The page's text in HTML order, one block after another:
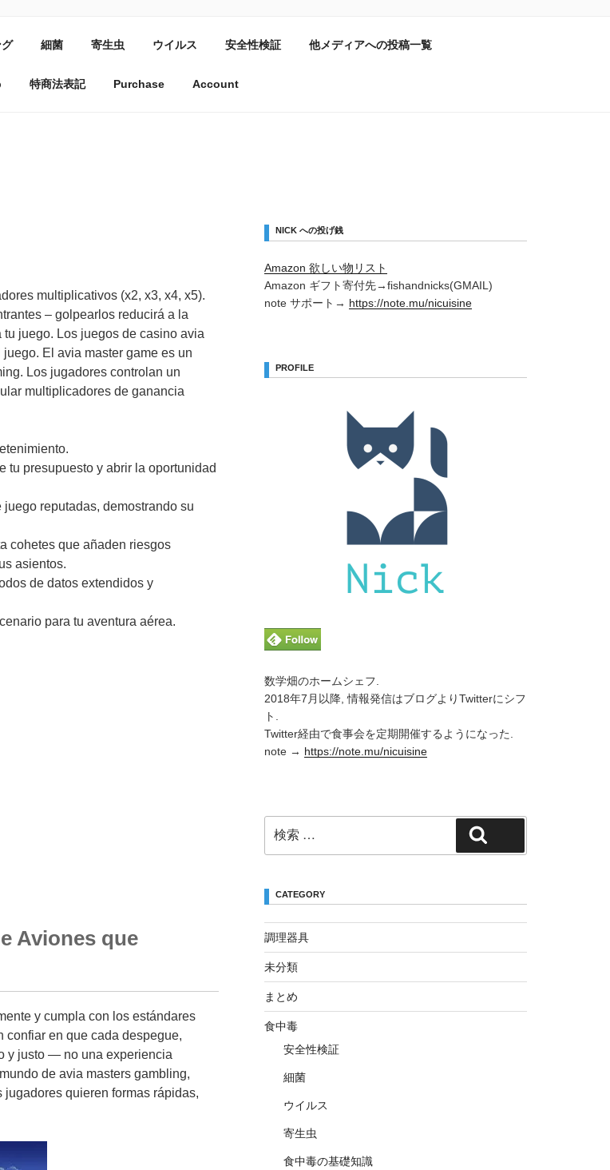
細菌 寄生虫 ウイルス 安全性検証 他メディアへの投稿一覧
特商法表記 Purchase Account
multiplicativos (x2, x3, x4, x5).
– golpearlos reducirá a la
juego. Los juegos de casino avia
El avia master game es un
Los jugadores controlan un
multiplicadores de ganancia
tu presupuesto y abrir la oportunidad
reputadas, demostrando su
cohetes que añaden riesgos
asientos.
de datos extendidos y
para tu aventura aérea.
Aviones que
y cumpla con los estándares
confiar en que cada despegue,
y justo — no una experiencia
de avia masters gambling,
quieren formas rápidas,
NICK への投げ銭
Amazon 欲しい物リスト
Amazon ギフト寄付先→fishandnicks(GMAIL)
note サポート→ https://note.mu/nicuisine
PROFILE
数学畑のホームシェフ.
2018年7月以降, 情報発信はブログよりTwitterにシフ
ト.
Twitter経由で食事会を定期開催するようになった.
note → https://note.mu/nicuisine
索:
CATEGORY
調理器具
未分類
まとめ
食中毒
安全性検証
細菌
ウイルス
寄生虫
食中毒の基礎知識